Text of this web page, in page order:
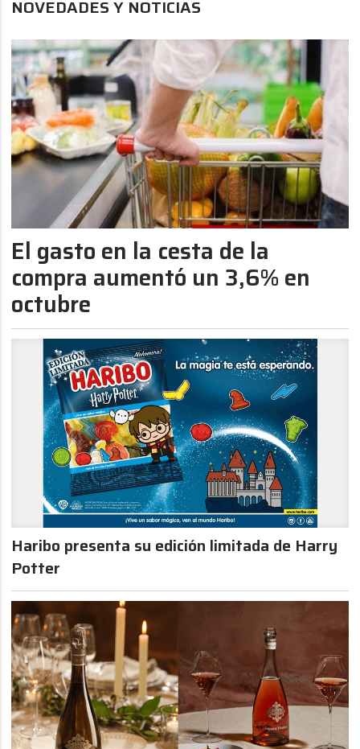
NOVEDADES Y NOTICIAS
El gasto en la cesta de la
compra aumentó un 3,6% en
octubre
Haribo presenta su edición limitada de Harry
Potter